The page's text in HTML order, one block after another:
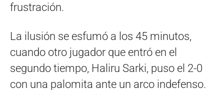
frustración.
La ilusión se esfumó a los 45 minutos,
cuando otro jugador que entró en el
segundo tiempo, Haliru Sarki, puso el 2-0
con una palomita ante un arco indefenso.